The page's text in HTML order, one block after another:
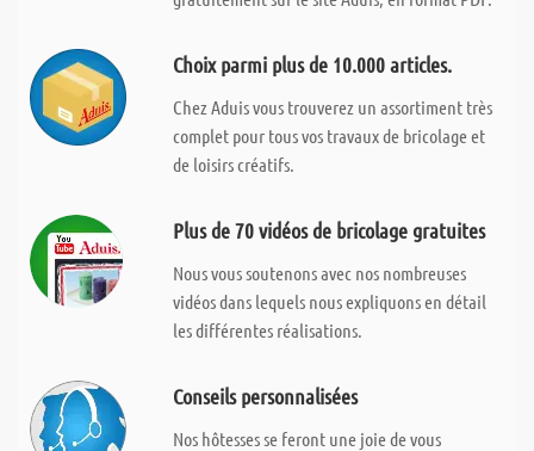
Choix parmi plus de 10.000 articles.
Chez Aduis vous trouverez un assortiment très
complet pour tous vos travaux de bricolage et
de loisirs créatifs.
Plus de 70 vidéos de bricolage gratuites
Nous vous soutenons avec nos nombreuses
vidéos dans lequels nous expliquons en détail
les différentes réalisations.
Conseils personnalisées
Nos hôtesses se feront une joie de vous